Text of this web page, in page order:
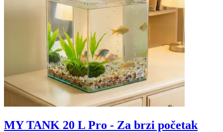
MY TANK 20 L Pro - Za brzi početak